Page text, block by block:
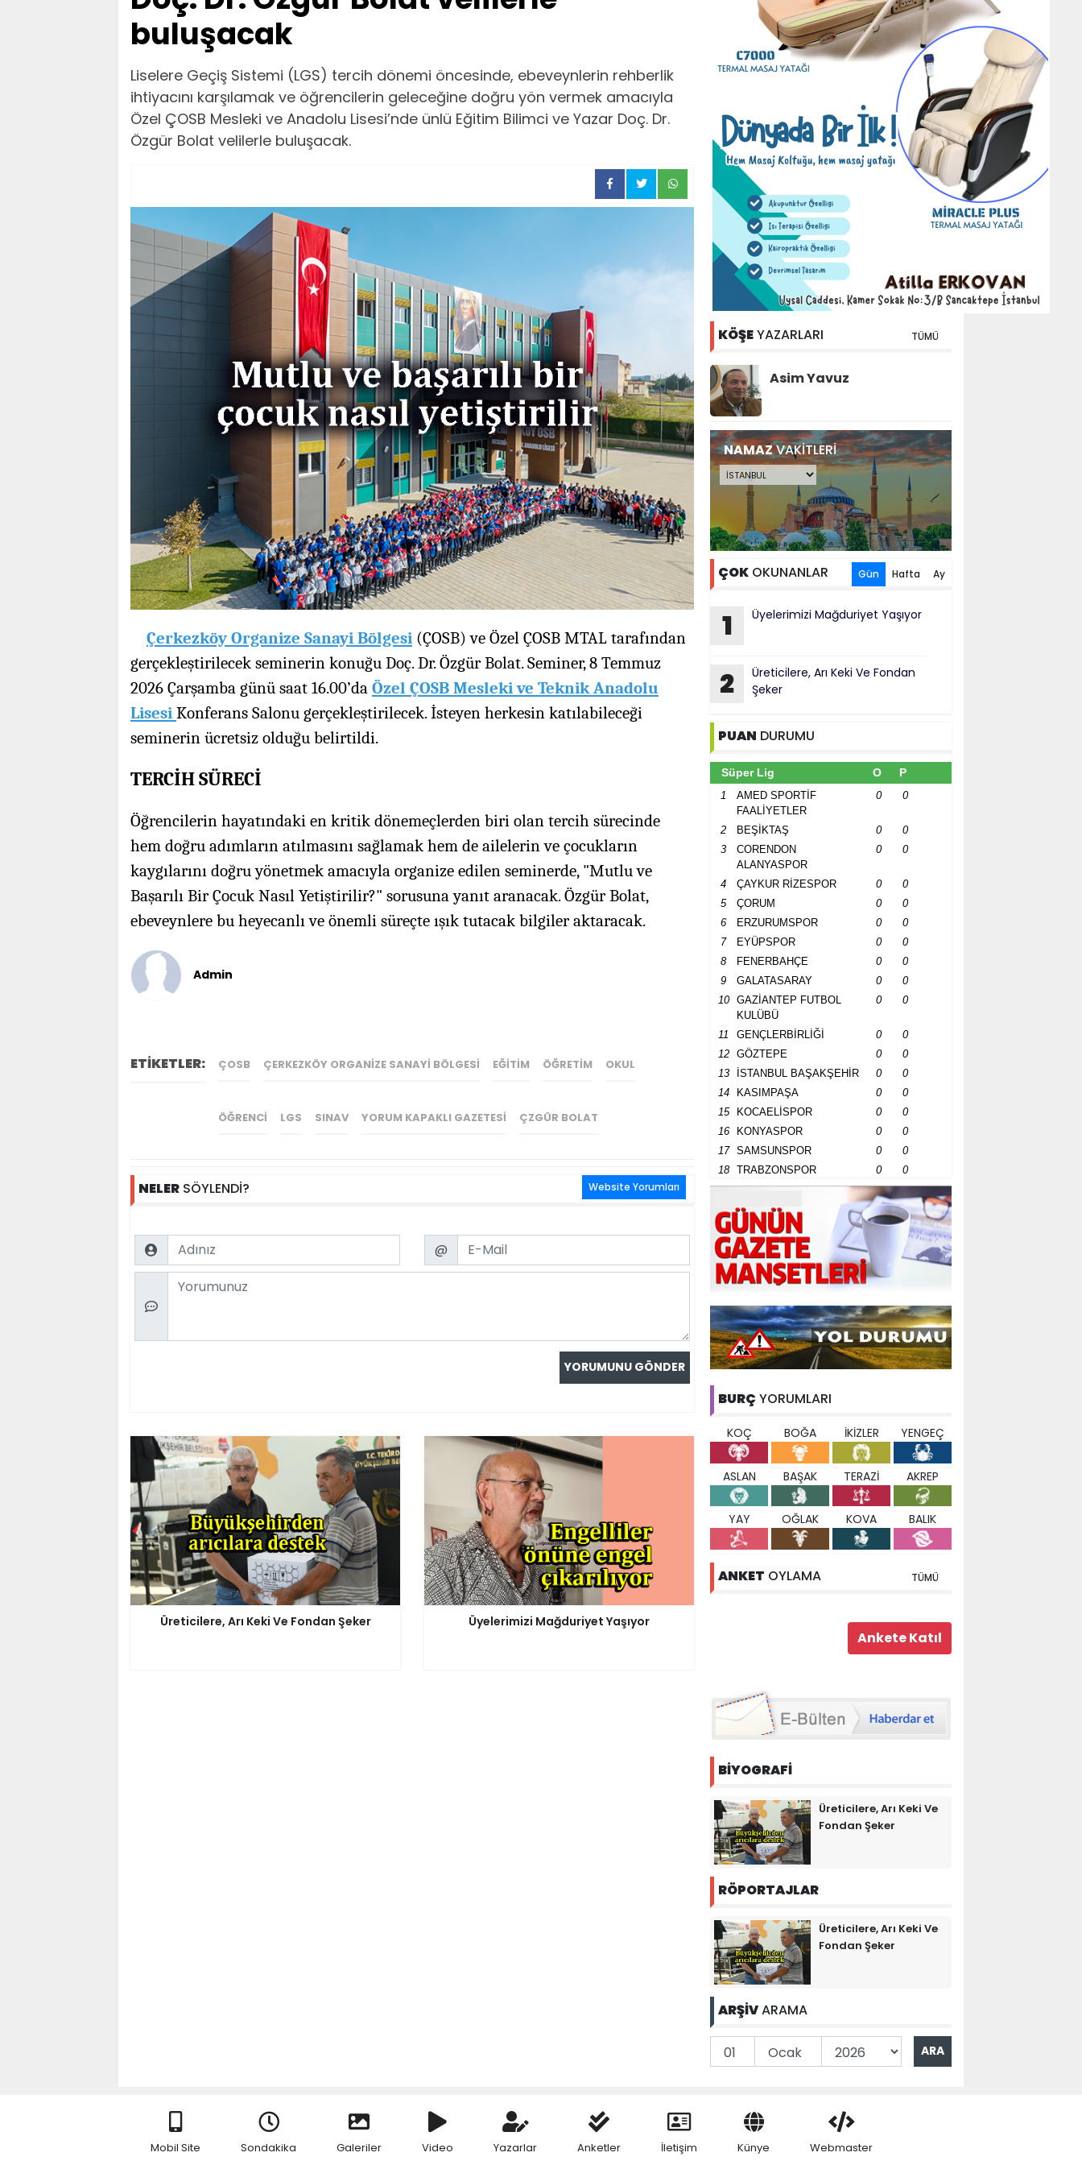
buluşacak
Liselere Geçiş Sistemi (LGS) tercih dönemi öncesinde, ebeveynlerin rehberlik
ihtiyacını karşılamak ve öğrencilerin geleceğine doğru yön vermek amacıyla
Özel ÇOSB Mesleki ve Anadolu Lisesi’nde ünlü Eğitim Bilimci ve Yazar Doç. Dr.
Özgür Bolat velilerle buluşacak.
Çerkezköy Organize Sanayi Bölgesi (ÇOSB) ve Özel ÇOSB MTAL tarafından
gerçekleştirilecek seminerin konuğu Doç. Dr. Özgür Bolat. Seminer, 8 Temmuz
2026 Çarşamba günü saat 16.00’da Özel ÇOSB Mesleki ve Teknik Anadolu
Lisesi Konferans Salonu gerçekleştirilecek. İsteyen herkesin katılabileceği
seminerin ücretsiz olduğu belirtildi.
TERCİH SÜRECİ
Öğrencilerin hayatındaki en kritik dönemeçlerden biri olan tercih sürecinde
hem doğru adımların atılmasını sağlamak hem de ailelerin ve çocukların
kaygılarını doğru yönetmek amacıyla organize edilen seminerde, "Mutlu ve
Başarılı Bir Çocuk Nasıl Yetiştirilir?" sorusuna yanıt aranacak. Özgür Bolat,
ebeveynlere bu heyecanlı ve önemli süreçte ışık tutacak bilgiler aktaracak.
Admin
ETİKETLER: ÇOSB ÇERKEZKÖY ORGANIZE SANAYI BÖLGESI EĞITIM ÖĞRETIM OKUL
ÖĞRENCI LGS SINAV YORUM KAPAKLI GAZETESI ÇZGÜR BOLAT
NELER SÖYLENDİ? Website Yorumları
Name Email
@
Comment
Üreticilere, Arı Keki Ve Fondan Şeker Üyelerimizi Mağduriyet Yaşıyor
KÖŞEYAZARLARI TÜMÜ
Asim Yavuz
NAMAZVAKİTLERİ
ÇOK OKUNANLAR Gün Hafta Ay
1 Üyelerimizi Mağduriyet Yaşıyor
2
Üreticilere, Arı Keki Ve Fondan
Şeker
PUAN DURUMU
Süper Lig O P
1
AMED SPORTİF
FAALİYETLER
0 0
2 BEŞİKTAŞ 0
0
3
CORENDON
ALANYASPOR
0 0
4 ÇAYKUR RİZESPOR 0
0
5
ÇORUM 0
0
6
ERZURUMSPOR 0
0
7
EYÜPSPOR 0
0
8
FENERBAHÇE 0
0
9
GALATASARAY 0
0
10
GAZİANTEP FUTBOL
KULÜBÜ
0 0
11 GENÇLERBİRLİĞİ 0
0
12
GÖZTEPE 0
0
13
İSTANBUL BAŞAKŞEHİR 0
0
14
KASIMPAŞA 0
0
15
KOCAELİSPOR 0
0
16
KONYASPOR 0
0
17
SAMSUNSPOR 0
0
18
TRABZONSPOR 0 0
BURÇ YORUMLARI
KOÇ BOĞA İKİZLER YENGEÇ
ASLAN BAŞAK TERAZİ AKREP
YAY OĞLAK KOVA BALIK
ANKET OYLAMA TÜMÜ
BİYOGRAFİ
Üreticilere, Arı Keki Ve
Fondan Şeker
RÖPORTAJLAR
Üreticilere, Arı Keki Ve
Fondan Şeker
ARŞİVARAMA
Mobil Site Sondakika Galeriler Video Yazarlar Anketler İletişim Künye Webmaster